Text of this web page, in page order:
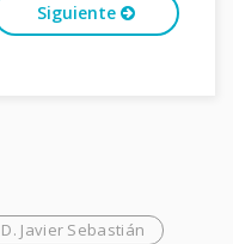
Siguiente
D. Javier Sebastián